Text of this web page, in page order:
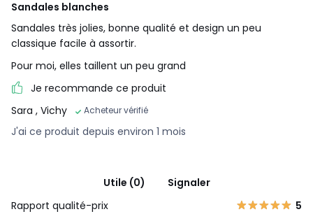
Sandales blanches
Sandales très jolies, bonne qualité et design un peu
classique facile à assortir.
Pour moi, elles taillent un peu grand
Je recommande ce produit
Sara , Vichy Acheteur vérifié
J'ai ce produit depuis environ 1 mois
Utile (0)
Signaler
Rapport qualité-prix
5